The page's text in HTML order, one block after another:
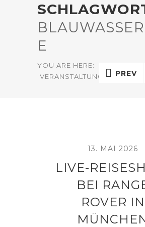
E
YOU ARE HERE:
VERANSTALTUNG
PREV
13. MAI 2026
LIVE-
BEI
ROVER IN